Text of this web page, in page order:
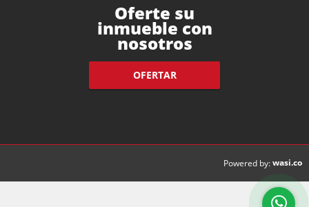
Oferte su
inmueble con
nosotros
OFERTAR
Powered by:wasi.co